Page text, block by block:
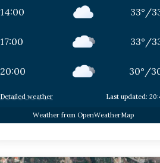
14:00 33° /
17:00 33° /
20:00 30° /
Detailed weather Last updated:
Weather from OpenWeatherMap